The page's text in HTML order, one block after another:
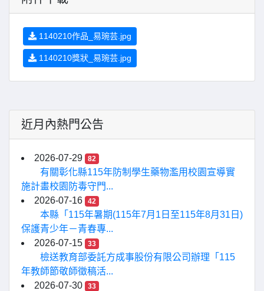
1140210作品_易琬芸.jpg
1140210獎狀_易琬芸.jpg
近月內熱門公告
2026-07-29 82
有關彰化縣115年防制學生藥物濫用校園宣導實
施計畫校園防毒守門...
2026-07-16
42
本縣「115年暑期(115年7月1日至115年8月31日)
保護青少年－青春專...
2026-07-15
33
檢送教育部委託方成事股份有限公司辦理「115
年教師節敬師徵稿活...
2026-07-30
33